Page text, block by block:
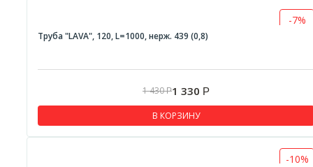
-7%
Труба "LAVA", 120, L=1000, нерж. 439 (0,8)
1 430Р1 330 Р
В КОРЗИНУ
-10%